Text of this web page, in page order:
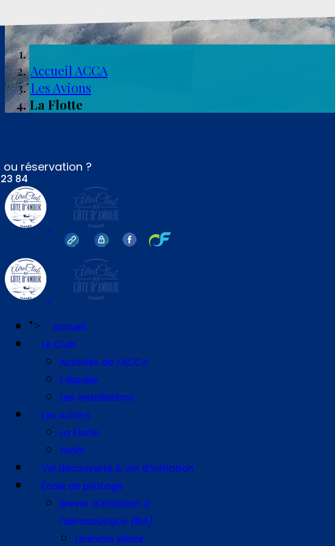
Accueil ACCA
Les Avions
La Flotte
ou réservation ?
84
">
Accueil
Le Club
Activités de l'ACCA
L’équipe
Les installations
Les Avions
La Flotte
Tarifs
Vol découverte & Vol d’initiation
École de pilotage
Brevet d'initiation à
l'aéronautique (BIA)
Licences pilote